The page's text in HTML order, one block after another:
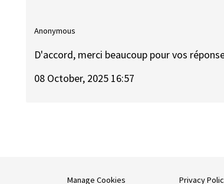
Anonymous
D'accord, merci beaucoup pour vos
08 October, 2025 16:57
Manage Cookies Privacy